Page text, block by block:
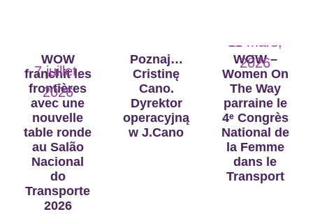
WOW
franchit les
frontières
avec une
nouvelle
table ronde
au Salão
Nacional
do
Transporte
2026
7 juillet,
2026
Poznaj…
Cristinę
Cano.
Dyrektor
operacyjną
w J.Cano
WOW –
Women On
The Way
parraine le
4ᵉ Congrès
National de
la Femme
dans le
Transport
11 mars,
2026